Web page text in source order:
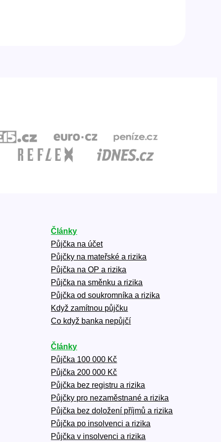
Články
Půjčka na účet
Půjčky na mateřské a rizika
Půjčka na OP a rizika
Půjčka na směnku a rizika
Půjčka od soukromníka a rizika
Když zamítnou půjčku
Co když banka nepůjčí
Články
Půjčka 100 000 Kč
Půjčka 200 000 Kč
Půjčka bez registru a rizika
Půjčky pro nezaměstnané a rizika
Půjčka bez doložení příjmů a rizika
Půjčka po insolvenci a rizika
Půjčka v insolvenci a rizika